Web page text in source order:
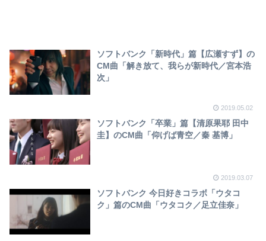
ソフトバンク「新時代」篇【広瀬すず】の
CM曲「解き放て、我らが新時代／宮本浩
次」
2019.05.02
ソフトバンク「卒業」篇【清原果耶 田中
圭】のCM曲「仰げば青空／秦 基博」
2019.03.07
ソフトバンク 今日好きコラボ「ウタコ
ク」篇のCM曲「ウタコク／足立佳奈」